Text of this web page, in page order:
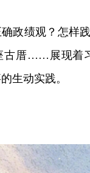
政绩观？怎样
古厝……展现着
生动实践。